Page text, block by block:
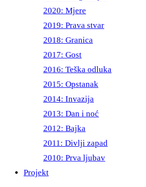
2020: Mjere
2019: Prava stvar
2018: Granica
2017: Gost
2016: Teška odluka
2015: Opstanak
2014: Invazija
2013: Dan i noć
2012: Bajka
2011: Divlji zapad
2010: Prva ljubav
Projekt